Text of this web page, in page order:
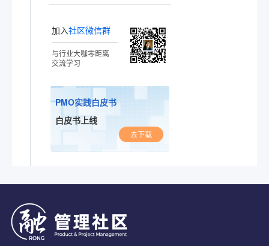
加入社区微信群
与行业大咖零距离
交流学习
PMO实践白皮书
白皮书上线
去下载